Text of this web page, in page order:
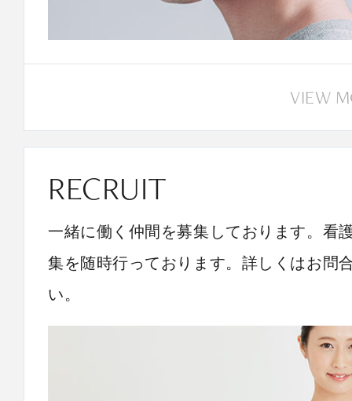
VIEW
RECRUIT
一緒に働く仲間を募集しております。看
集を随時行っております。詳しくはお問
い。